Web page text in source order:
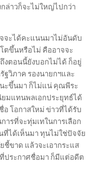
ล่าวก็จะไม่ใหญ่ไปกว่า
จะได้คะแนนมาไม่อันดับ
ตขึ้นหรือไม่ คืออาจจะ
งตอนนี้ยังบอกไม่ได้ ก็อยู่
ฐวิภาค รองนายกฯและ
นะขึ้นมา ก็ไม่แน่ คุณพีระ
มแทนพลเอกประยุทธ์ได้
อ โอกาสใหม่ ข่าวที่ได้รับ
ารที่จะทุ่มเทในการเลือก
ที่ได้เห็นมา ทุนไม่ใช่ปัจจัย
ขาด แล้วจะเอากระแส
ประกาศชื่อมา ก็มีแต่อดีต